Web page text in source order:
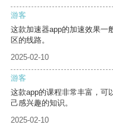
游客
这款加速器app的加速效果一
区的线路。
2025-02-10
游客
这款app的课程非常丰富，可
己感兴趣的知识。
2025-02-10